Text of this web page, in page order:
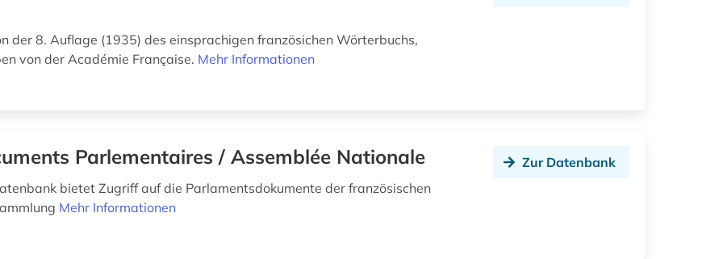
der 8. Auflage (1935) des einsprachigen französichen Wörterbuchs,
von der Académie Française. Mehr Informationen
Parlementaires / Assemblée Nationale
bietet Zugriff auf die Parlamentsdokumente der französischen
Mehr Informationen
Zur Datenbank